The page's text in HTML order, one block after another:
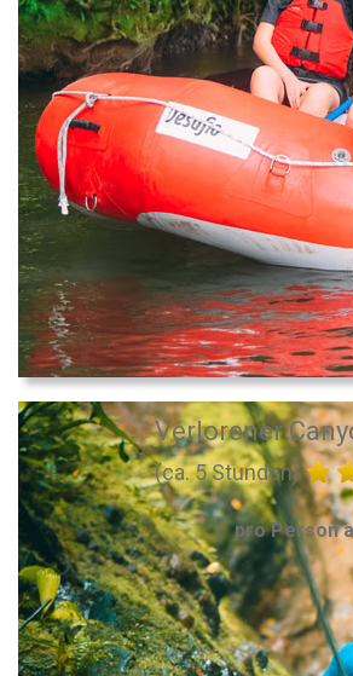
Verlorener
(ca. 5 Stunden)
pro Person